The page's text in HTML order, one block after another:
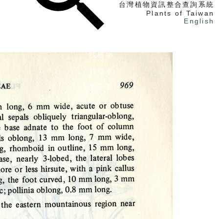
台灣植物資訊整合查詢系統
Plants of Taiwan
English
找植物
找標本
電子書